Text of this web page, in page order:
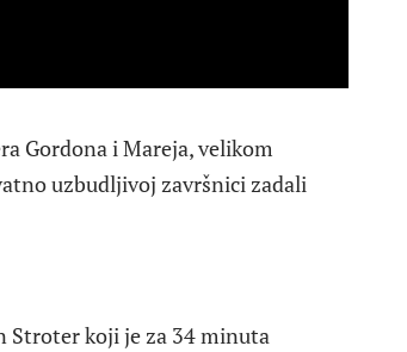
Gordona i Mareja, velikom
uzbudljivoj završnici zadali
Stroter koji je za 34 minuta